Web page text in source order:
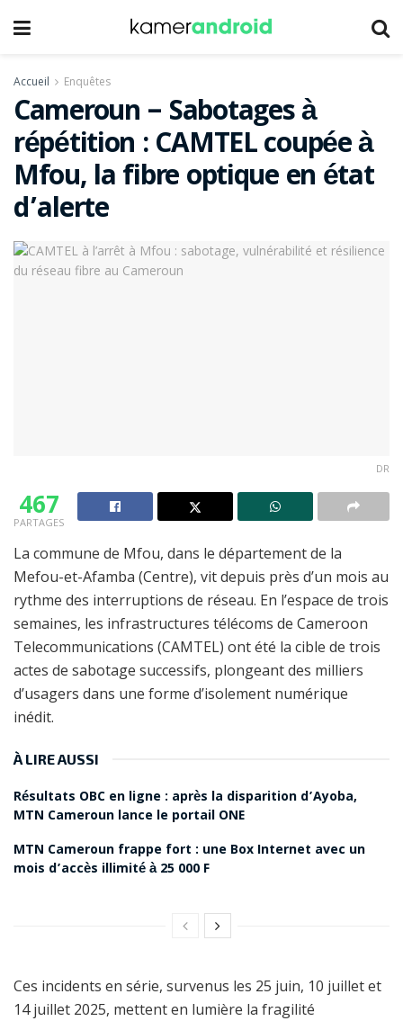
Accueil Enquêtes
Cameroun – Sabotages à
répétition : CAMTEL coupée à
Mfou, la fibre optique en état
d’alerte
DR
467
PARTAGES
La commune de Mfou, dans le département de la
Mefou-et-Afamba (Centre), vit depuis près d’un mois au
rythme des interruptions de réseau. En l’espace de trois
semaines, les infrastructures télécoms de Cameroon
Telecommunications (CAMTEL) ont été la cible de trois
actes de sabotage successifs, plongeant des milliers
d’usagers dans une forme d’isolement numérique
inédit.
À LIRE AUSSI
Résultats OBC en ligne : après la disparition d’Ayoba,
MTN Cameroun lance le portail ONE
MTN Cameroun frappe fort : une Box Internet avec un
mois d’accès illimité à 25 000 F
Ces incidents en série, survenus les 25 juin, 10 juillet et
14 juillet 2025, mettent en lumière la fragilité